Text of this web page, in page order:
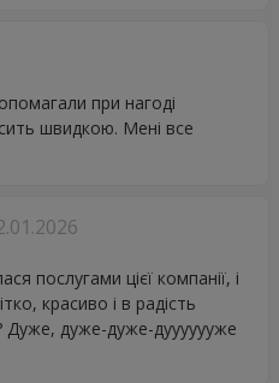
при нагоді
швидкою. Мені все
послугами цієї компанії, і
красиво і в радість
Дуже, дуже-дуже-дууууууже